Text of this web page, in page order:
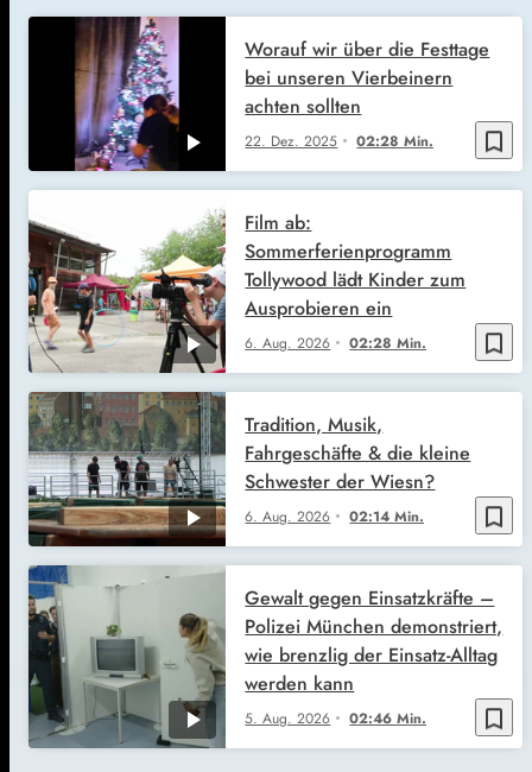
bookmark_border
22. Dez. 2025 02:28 Min.
Worauf wir über die Festtage
bei unseren Vierbeinern
achten sollten
bookmark_border
6. Aug. 2026 02:28 Min.
Film ab:
Sommerferienprogramm
Tollywood lädt Kinder zum
Ausprobieren ein
bookmark_border
6. Aug. 2026 02:14 Min.
Tradition, Musik,
Fahrgeschäfte & die kleine
Schwester der Wiesn?
bookmark_border
5. Aug. 2026 02:46 Min.
Gewalt gegen Einsatzkräfte –
Polizei München demonstriert,
wie brenzlig der Einsatz-Alltag
werden kann